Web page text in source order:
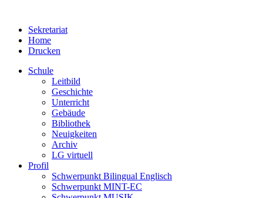
Sekretariat
Home
Drucken
Schule
Leitbild
Geschichte
Unterricht
Gebäude
Bibliothek
Neuigkeiten
Archiv
LG virtuell
Profil
Schwerpunkt Bilingual Englisch
Schwerpunkt MINT-EC